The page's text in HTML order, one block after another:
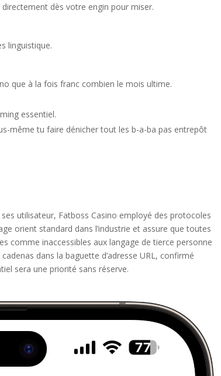
dès votre engin pour miser.
linguistique.
que à la fois franc combien le mois ultime.
essentiel.
même tu faire dénicher tout les b-a-ba pas entrepôt
utilisateur, Fatboss Casino employé des protocoles
orient standard dans l’industrie et assure que toutes
comme inaccessibles aux langage de tierce personne
dans la baguette d’adresse URL, confirmé
sera une priorité sans réserve.